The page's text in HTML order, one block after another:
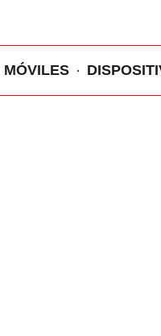
MÓVILES